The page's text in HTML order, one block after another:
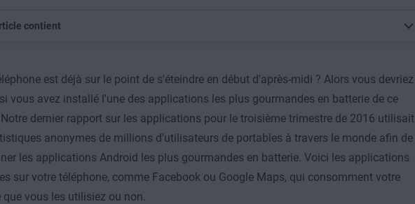
contient
est déjà sur le point de s'éteindre en début d'après-midi ? Alors vous devriez
vous avez installé l'une des applications les plus gourmandes en batterie de ce
Notre dernier rapport sur les applications pour le troisième trimestre de 2016 utilisait
anonymes de millions d'utilisateurs de portables à travers le monde afin de
les applications Android les plus gourmandes en batterie. Voici les applications
sur votre téléphone, comme Facebook ou Google Maps, qui consomment votre
que vous les utilisiez ou non.